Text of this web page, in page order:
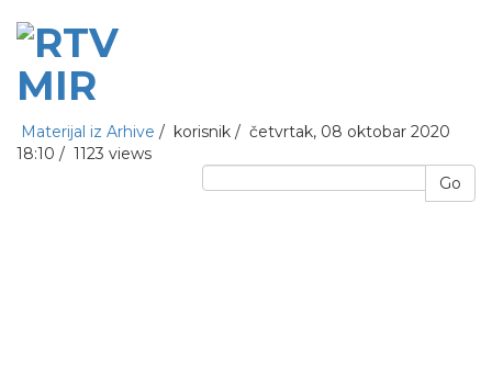
Materijal iz Arhive / korisnik / četvrtak, 08 oktobar 2020
18:10 / 1123 views
Go